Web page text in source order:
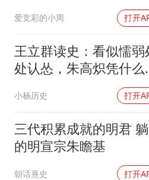
爱竞彩的小周 打开
王立群读史：看似懦弱
处认怂，朱高炽凭什么
小杨历史 打开
三代积累成就的明君
的明宣宗朱瞻基
朝话熹史 打开